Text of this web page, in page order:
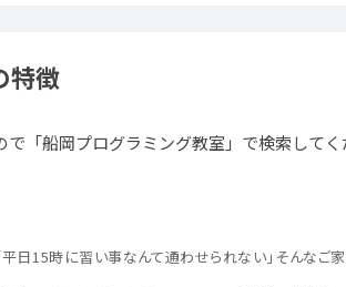
特徴
「船岡プログラミング教室」で検索してく
平日15時に習い事なんて通わせられない」そんなご